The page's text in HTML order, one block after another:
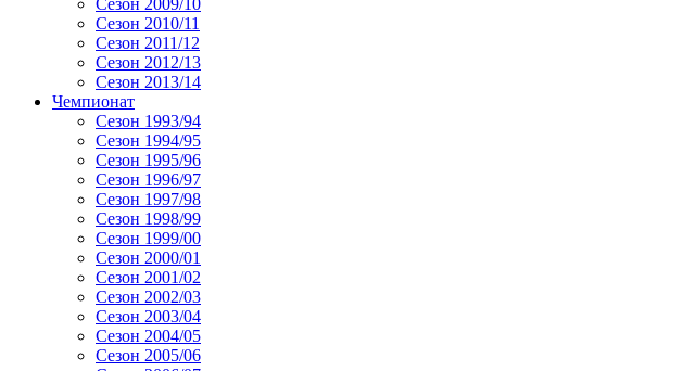
Сезон 2009/10
Сезон 2010/11
Сезон 2011/12
Сезон 2012/13
Сезон 2013/14
Чемпионат
Сезон 1993/94
Сезон 1994/95
Сезон 1995/96
Сезон 1996/97
Сезон 1997/98
Сезон 1998/99
Сезон 1999/00
Сезон 2000/01
Сезон 2001/02
Сезон 2002/03
Сезон 2003/04
Сезон 2004/05
Сезон 2005/06